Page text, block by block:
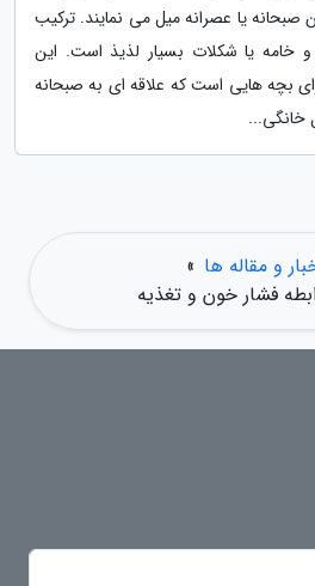
صبحانه یا عصرانه میل می نمایند. ترکیب
خامه یا شکلات بسیار لذیذ است. این
بچه هایی است که علاقه ای به صبحانه
خانگی...
و مقاله ها »
فشار خون و تغذیه